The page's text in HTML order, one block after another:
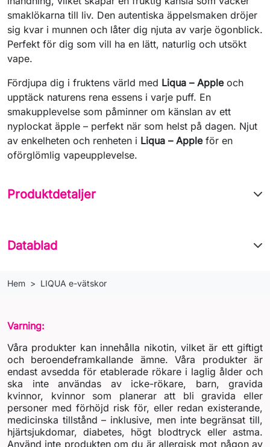
smaklökarna till liv. Den autentiska äppelsmaken dröjer
sig kvar i munnen och låter dig njuta av varje ögonblick.
Perfekt för dig som vill ha en lätt, naturlig och utsökt
vape.
Fördjupa dig i fruktens värld med Liqua – Appleoch
upptäck naturens rena essens i varje puff. En
smakupplevelse som påminner om känslan av ett
nyplockat äpple – perfekt när som helst på dagen. Njut
av enkelheten och renheten i Liqua – Appleför en
oförglömlig vapeupplevelse.
Produktdetaljer
Datablad
Hem LIQUA e-vätskor
Varning:
Våra produkter kan innehålla nikotin, vilket är ett giftigt
och beroendeframkallande ämne. Våra produkter är
endast avsedda för etablerade rökare i laglig ålder och
ska inte användas av icke-rökare, barn, gravida
kvinnor, kvinnor som planerar att bli gravida eller
personer med förhöjd risk för, eller redan existerande,
medicinska tillstånd – inklusive, men inte begränsat till,
hjärtsjukdomar, diabetes, högt blodtryck eller astma.
Använd inte produkten om du är allergisk mot någon av